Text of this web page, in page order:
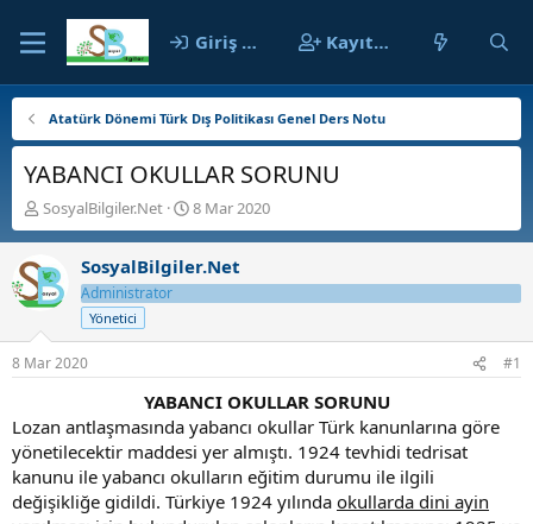
Giriş yap Kayıt ol
Atatürk Dönemi Türk Dış Politikası Genel Ders Notu
YABANCI OKULLAR SORUNU
K
o
n
b
u
y
u
b
a
l
t
a
n
SosyalBilgiler.Net
B
a
ş
l
ç
t
a
r
i
h
i
8 Mar 2020
SosyalBilgiler.Net
Administrator
Yönetici
8 Mar 2020 #1
YABANCI OKULLAR SORUNU
Lozan antlaşmasında yabancı okullar Türk kanunlarına göre
yönetilecektir maddesi yer almıştı. 1924 tevhidi tedrisat
kanunu ile yabancı okulların eğitim durumu ile ilgili
değişikliğe gidildi. Türkiye 1924 yılında okullarda dini ayin